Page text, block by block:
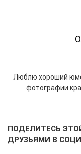
Люблю хороший
фотографии
ПОДЕЛИТЕСЬ
ДРУЗЬЯМИ В